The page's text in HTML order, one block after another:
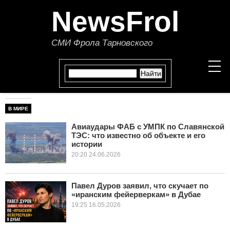
NewsFrol
СМИ Фрола Тарновского
СТАТЬИ
ПОЛИТИКА
ЭКОНОМИКА
В МИРЕ
В МИРЕ
Авиаудары ФАБ с УМПК по Славянской
ТЭС: что известно об объекте и его
истории
20:20 24.06.2026
Павел Дуров заявил, что скучает по
«иранским фейерверкам» в Дубае
19:25 16.05.2026